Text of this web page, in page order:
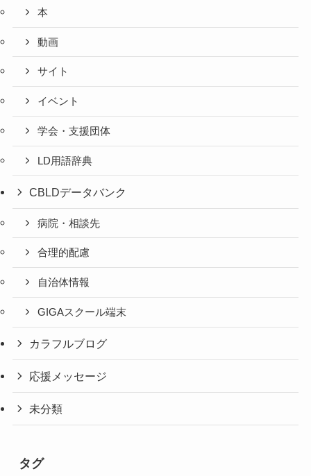
本
動画
サイト
イベント
学会・支援団体
LD用語辞典
CBLDデータバンク
病院・相談先
合理的配慮
自治体情報
GIGAスクール端末
カラフルブログ
応援メッセージ
未分類
タグ